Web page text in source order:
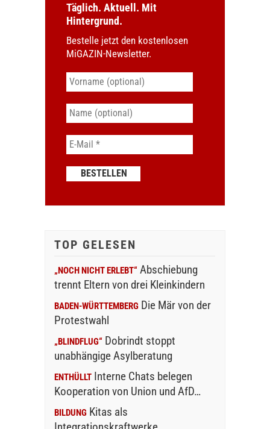
Täglich. Aktuell. Mit
Hintergrund.
Bestelle jetzt den kostenlosen
MiGAZIN-Newsletter.
TOP GELESEN
„NOCH NICHT ERLEBT“ Abschiebung
trennt Eltern von drei Kleinkindern
BADEN-WÜRTTEMBERG Die Mär von der
Protestwahl
„BLINDFLUG“ Dobrindt stoppt
unabhängige Asylberatung
ENTHÜLLT Interne Chats belegen
Kooperation von Union und AfD…
BILDUNG Kitas als